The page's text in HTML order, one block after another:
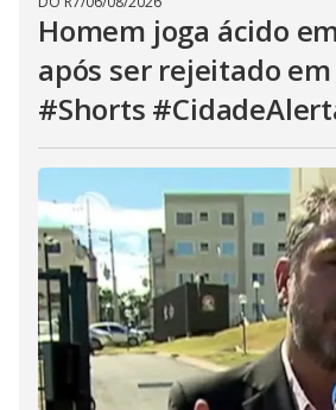
Homem joga ácido
após ser rejeitado
#Shorts